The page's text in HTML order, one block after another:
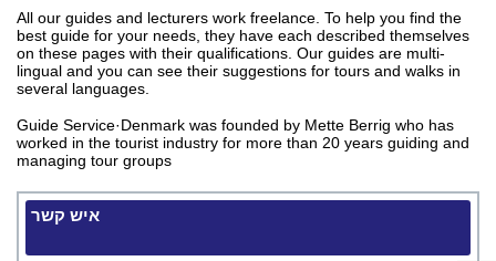
All our guides and lecturers work freelance. To help you find the
best guide for your needs, they have each described themselves
on these pages with their qualifications. Our guides are multi-
lingual and you can see their suggestions for tours and walks in
several languages.
Guide Service·Denmark was founded by Mette Berrig who has
worked in the tourist industry for more than 20 years guiding and
managing tour groups
איש קשר